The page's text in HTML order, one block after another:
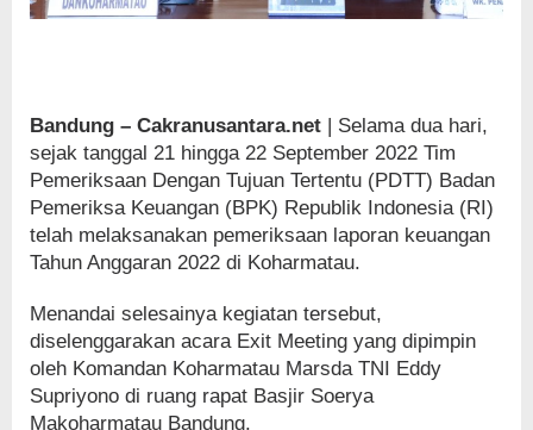
Bandung – Cakranusantara.net | Selama dua hari,
sejak tanggal 21 hingga 22 September 2022 Tim
Pemeriksaan Dengan Tujuan Tertentu (PDTT) Badan
Pemeriksa Keuangan (BPK) Republik Indonesia (RI)
telah melaksanakan pemeriksaan laporan keuangan
Tahun Anggaran 2022 di Koharmatau.
Menandai selesainya kegiatan tersebut,
diselenggarakan acara Exit Meeting yang dipimpin
oleh Komandan Koharmatau Marsda TNI Eddy
Supriyono di ruang rapat Basjir Soerya
Makoharmatau Bandung.